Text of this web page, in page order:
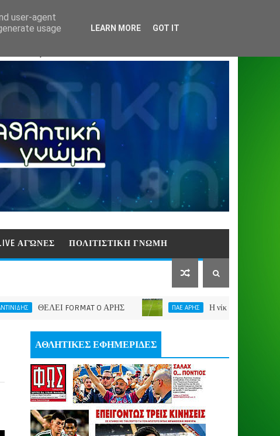
ΑΓΏΝΕΣ ΠΟΛΙΤΙΣΤΙΚΗ ΓΝΩΜΗ
ΘΕΛΕΙ FORMAT O ΑΡΗΣ ΠΑΕ ΑΡΗΣ Η νίκη μας έδωσε ώθηση
ΑΘΛΗΤΙΚΕΣ ΕΦΗΜΕΡΙΔΕΣ
user-agent
usage
LEARN MORE GOT IT